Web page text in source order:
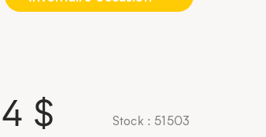
Stock : 51503
$